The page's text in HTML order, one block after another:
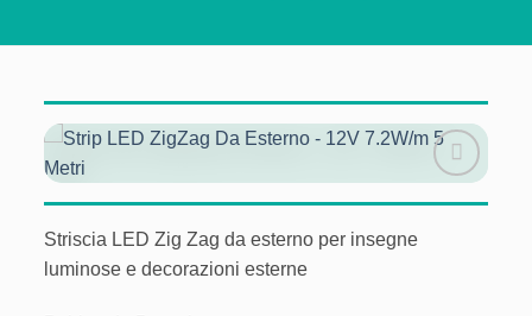
Aggiungi
Striscia LED Zig Zag da esterno per insegne
luminose e decorazioni esterne